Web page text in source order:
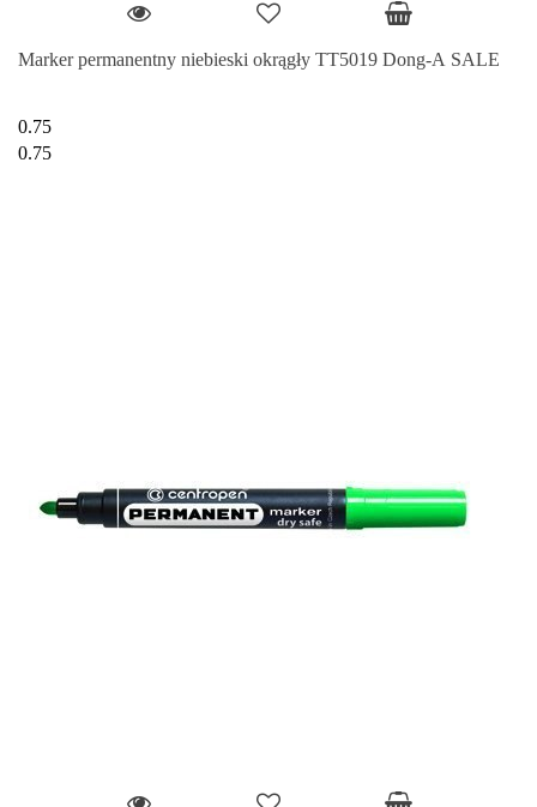
Marker permanentny niebieski okrągły TT5019 Dong-A SALE
0.75
0.75